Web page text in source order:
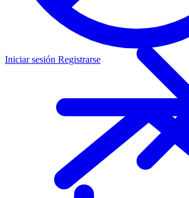
Iniciar sesión Registrarse